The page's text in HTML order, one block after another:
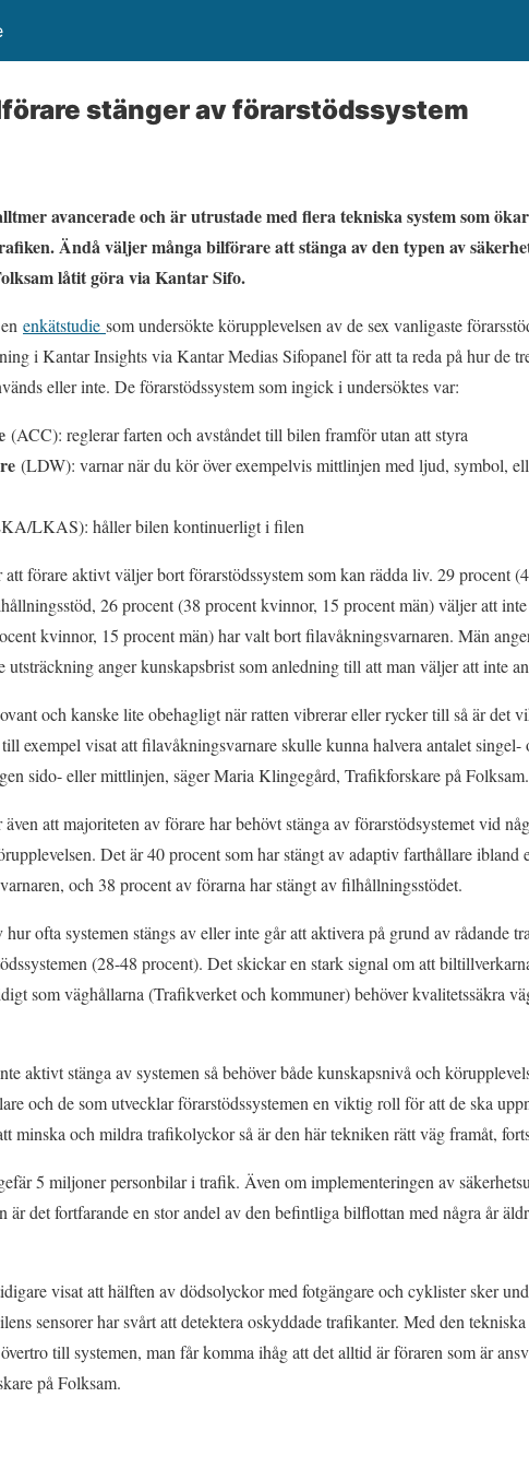
stänger av förarstödssystem
avancerade och är utrustade med flera tekniska system som
Ändå väljer många bilförare att stänga av den typen av
låtit göra via Kantar Sifo.
enkätstudie som undersökte körupplevelsen av de sex vanligaste
i Kantar Insights via Kantar Medias Sifopanel för att ta reda på hur de
eller inte. De förarstödssystem som ingick i undersöktes var:
(ACC): reglerar farten och avståndet till bilen framför utan att styra
(LDW): varnar när du kör över exempelvis mittlinjen med ljud, symbol,
LKAS): håller bilen kontinuerligt i filen
förare aktivt väljer bort förarstödssystem som kan rädda liv. 29 procent
26 procent (38 procent kvinnor, 15 procent män) väljer att
kvinnor, 15 procent män) har valt bort filavåkningsvarnaren. Män
anger kunskapsbrist som anledning till att man väljer att inte
och kanske lite obehagligt när ratten vibrerar eller rycker till så är det
exempel visat att filavåkningsvarnare skulle kunna halvera antalet
sido- eller mittlinjen, säger Maria Klingegård, Trafikforskare på Folksam.
att majoriteten av förare har behövt stänga av förarstödsystemet vid
Det är 40 procent som har stängt av adaptiv farthållare ibland
och 38 procent av förarna har stängt av filhållningsstödet.
ofta systemen stängs av eller inte går att aktivera på grund av rådande
(28-48 procent). Det skickar en stark signal om att
som väghållarna (Trafikverket och kommuner) behöver kvalitetssäkra
aktivt stänga av systemen så behöver både kunskapsnivå och
och de som utvecklar förarstödssystemen en viktig roll för att de ska
minska och mildra trafikolyckor så är den här tekniken rätt väg framåt,
5 miljoner personbilar i trafik. Även om implementeringen av
är det fortfarande en stor andel av den befintliga bilflottan med några år
visat att hälften av dödsolyckor med fotgängare och cyklister sker
sensorer har svårt att detektera oskyddade trafikanter. Med den
till systemen, man får komma ihåg att det alltid är föraren som är
på Folksam.